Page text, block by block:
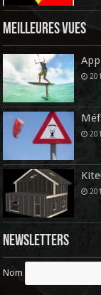
Meilleures vues
Newsletters
Nom